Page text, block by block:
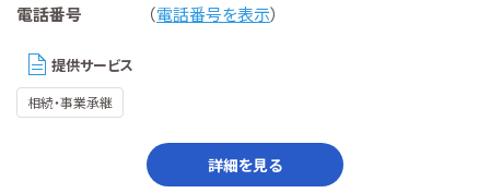
電話番号
（電話番号を表示）
提供サービス
相続・事業承継
詳細を見る